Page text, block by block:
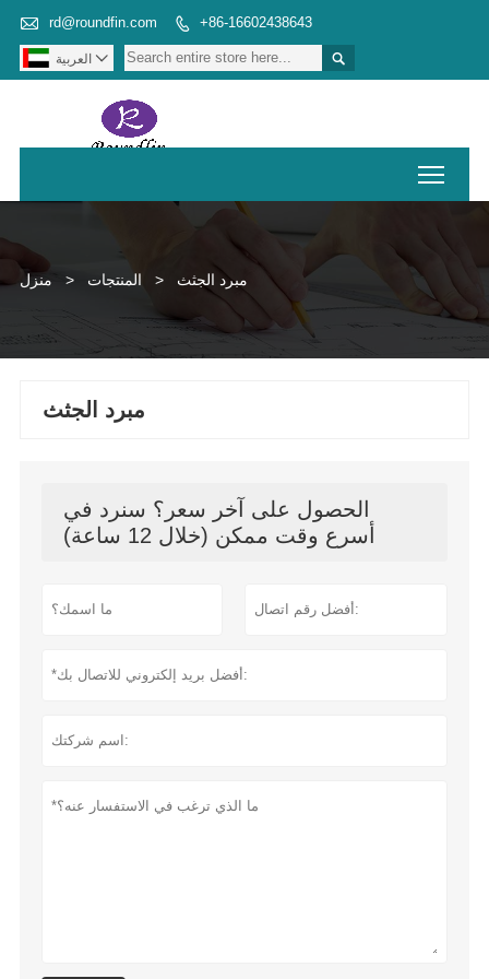
 rd@roundfin.com  +86-16602438643
 العربية 
منزل > المنتجات > مبرد الجثث
مبرد الجثث
الحصول على آخر سعر؟ سنرد في
أسرع وقت ممكن (خلال 12 ساعة)